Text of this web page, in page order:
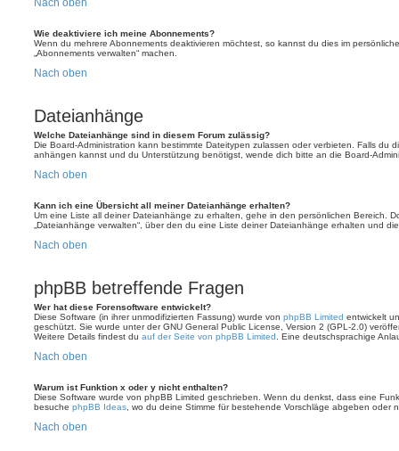
Wie deaktiviere ich meine Abonnements?
Wenn du mehrere Abonnements deaktivieren möchtest, so kannst du dies im
„Abonnements verwalten“ machen.
Nach oben
Dateianhänge
Welche Dateianhänge sind in diesem Forum zulässig?
Die Board-Administration kann bestimmte Dateitypen zulassen oder verbieten. Falls du
anhängen kannst und du Unterstützung benötigst, wende dich bitte an die Board-
Nach oben
Kann ich eine Übersicht all meiner Dateianhänge erhalten?
Um eine Liste all deiner Dateianhänge zu erhalten, gehe in den persönlichen Bereich.
„Dateianhänge verwalten“, über den du eine Liste deiner Dateianhänge erhalten und
Nach oben
phpBB betreffende Fragen
Wer hat diese Forensoftware entwickelt?
Diese Software (in ihrer unmodifizierten Fassung) wurde von phpBB Limited entwickelt
geschützt. Sie wurde unter der GNU General Public License, Version 2 (GPL-2.0)
Weitere Details findest du auf der Seite von phpBB Limited . Eine deutschsprachige
Nach oben
Warum ist Funktion x oder y nicht enthalten?
Diese Software wurde von phpBB Limited geschrieben. Wenn du denkst, dass eine
besuche phpBB Ideas , wo du deine Stimme für bestehende Vorschläge abgeben oder
Nach oben